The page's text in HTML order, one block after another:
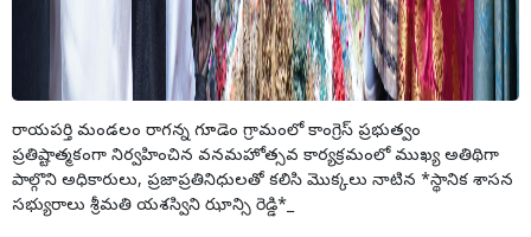
రాయపర్తి మండలం రాగన్న గూడెం గ్రామంలో కాంగ్రెస్ ప్రభుత్వం
ప్రతిష్టాత్మకంగా నిర్వహించిన వనమహోత్సవ కార్యక్రమంలో ముఖ్య అతిథిగా
పాల్గొని అధికారులు, ప్రజాప్రతినిధులతో కలిసి మొక్కలు నాటిన *స్థానిక శాసన
సభ్యురాలు శ్రీమతి యశస్విని ఝాన్సి రెడ్డి*_